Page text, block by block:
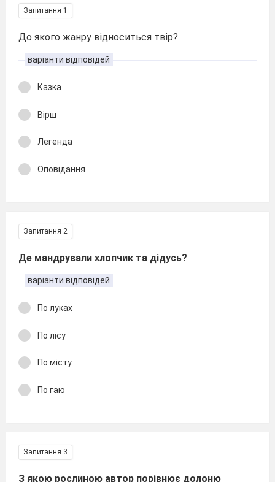
Запитання 1
До якого жанру відноситься твір?
варіанти відповідей
Казка
Вірш
Легенда
Оповідання
Запитання 2
Де мандрували хлопчик та дідусь?
варіанти відповідей
По луках
По лісу
По місту
По гаю
Запитання 3
З якою рослиною автор порівнює долоню